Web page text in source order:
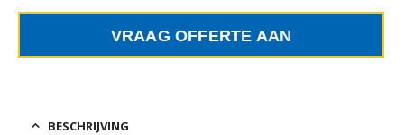
VRAAG OFFERTE AAN
BESCHRIJVING